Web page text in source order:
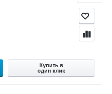
Купить в
один клик